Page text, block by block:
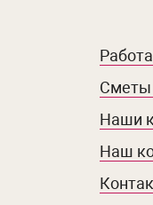
Сметы
Наши
Наш